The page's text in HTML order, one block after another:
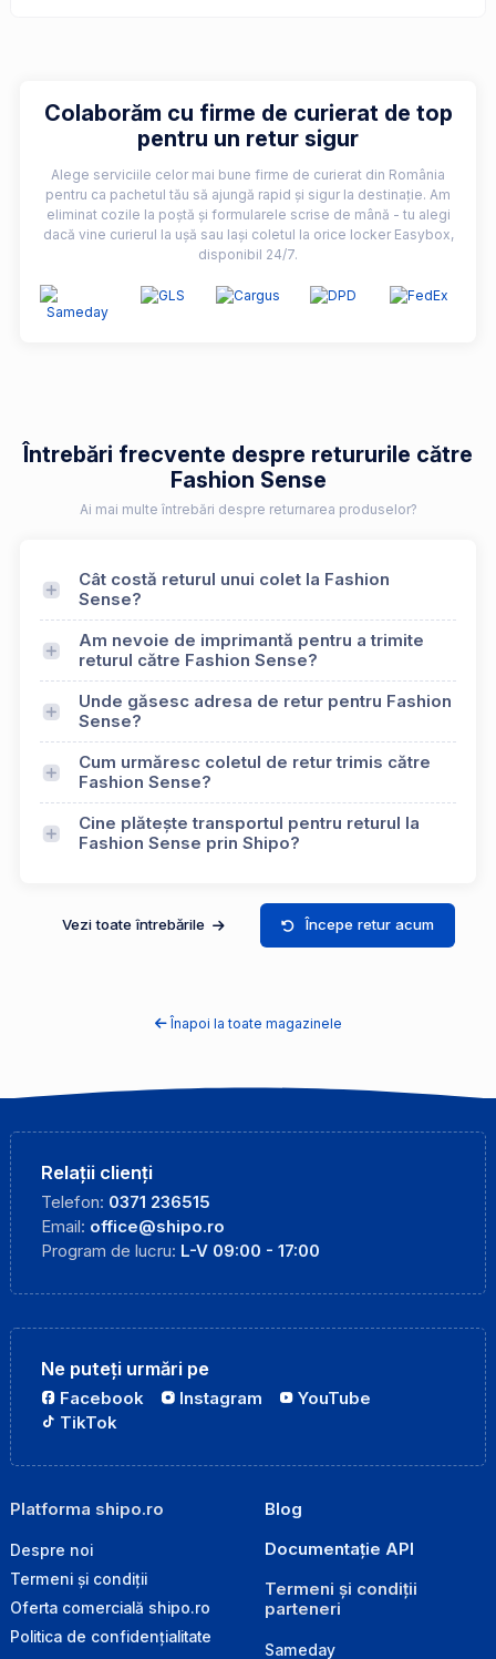
Colaborăm cu firme de curierat de top
pentru un retur sigur
Alege serviciile celor mai bune firme de curierat din România
pentru ca pachetul tău să ajungă rapid și sigur la destinație. Am
eliminat cozile la poștă și formularele scrise de mână - tu alegi
dacă vine curierul la ușă sau lași coletul la orice locker Easybox,
disponibil 24/7.
Întrebări frecvente despre retururile către
Fashion Sense
Ai mai multe întrebări despre returnarea produselor?
Cât costă returul unui colet la Fashion
Sense?
Am nevoie de imprimantă pentru a trimite
returul către Fashion Sense?
Unde găsesc adresa de retur pentru Fashion
Sense?
Cum urmăresc coletul de retur trimis către
Fashion Sense?
Cine plătește transportul pentru returul la
Fashion Sense prin Shipo?
Vezi toate întrebările Începe retur acum
Înapoi la toate magazinele
Relații clienți
Telefon: 0371 236515
Email: office@shipo.ro
Program de lucru: L-V 09:00 - 17:00
Ne puteți urmări pe
Facebook Instagram
YouTube
TikTok
Platforma shipo.ro
Despre noi
Termeni și condiții
Oferta comercială shipo.ro
Politica de confidențialitate
Blog
Documentație API
Termeni și condiții
parteneri
Sameday